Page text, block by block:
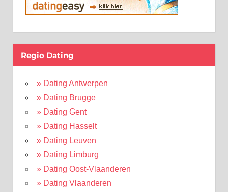
Regio Dating
» Dating Antwerpen
» Dating Brugge
» Dating Gent
» Dating Hasselt
» Dating Leuven
» Dating Limburg
» Dating Oost-Vlaanderen
» Dating Vlaanderen